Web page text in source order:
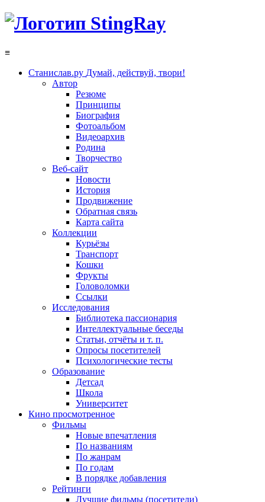
≡
Станислав.ру Думай, действуй, твори!
Автор
Резюме
Принципы
Биография
Фотоальбом
Видеоархив
Родина
Творчество
Веб-сайт
Новости
История
Продвижение
Обратная связь
Карта сайта
Коллекции
Курьёзы
Транспорт
Кошки
Фрукты
Головоломки
Ссылки
Исследования
Библиотека пассионария
Интеллектуальные беседы
Статьи, отчёты и т. п.
Опросы посетителей
Психологические тесты
Образование
Детсад
Школа
Университет
Кино просмотренное
Фильмы
Новые впечатления
По названиям
По жанрам
По годам
В порядке добавления
Рейтинги
Лучшие фильмы (посетители)